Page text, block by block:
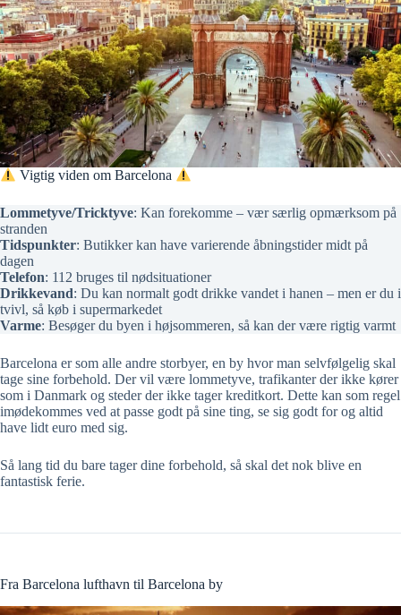
Vigtig viden om Barcelona
Lommetyve/Tricktyve: Kan forekomme – vær særlig opmærksom på
stranden
Tidspunkter: Butikker kan have varierende åbningstider midt på
dagen
Telefon: 112 bruges til nødsituationer
Drikkevand: Du kan normalt godt drikke vandet i hanen – men er du i
tvivl, så køb i supermarkedet
Varme: Besøger du byen i højsommeren, så kan der være rigtig varmt
Barcelona er som alle andre storbyer, en by hvor man selvfølgelig skal
tage sine forbehold. Der vil være lommetyve, trafikanter der ikke kører
som i Danmark og steder der ikke tager kreditkort. Dette kan som regel
imødekommes ved at passe godt på sine ting, se sig godt for og altid
have lidt euro med sig.
Så lang tid du bare tager dine forbehold, så skal det nok blive en
fantastisk ferie.
Fra Barcelona lufthavn til Barcelona by